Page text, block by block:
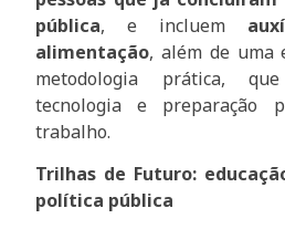
pública, e incluem
alimentação, além de uma
metodologia prática,
tecnologia e preparação
trabalho.
Trilhas de Futuro:
política pública